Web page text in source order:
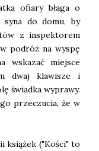
ofiary błaga o
syna do domu, by
z inspektorem
podróż na wyspę
wskazać miejsce
dwaj klawisze i
świadka wyprawy.
przeczucia, że w
("Kości" to